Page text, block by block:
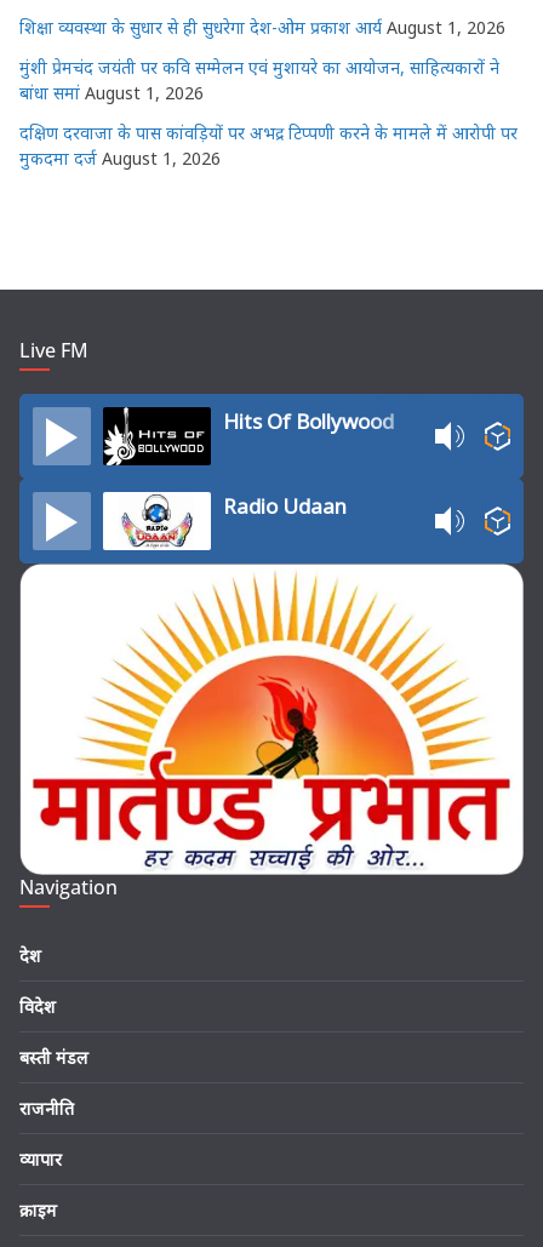
शिक्षा व्यवस्था के सुधार से ही सुधरेगा देश-ओम प्रकाश आर्य August 1, 2026
मुंशी प्रेमचंद जयंती पर कवि सम्मेलन एवं मुशायरे का आयोजन, साहित्यकारों ने
बांधा समां August 1, 2026
दक्षिण दरवाजा के पास कांवड़ियों पर अभद्र टिप्पणी करने के मामले में आरोपी पर
मुकदमा दर्ज August 1, 2026
Live FM
Hits Of Bollywood
Radio Udaan
Navigation
देश
विदेश
बस्ती मंडल
राजनीति
व्यापार
क्राइम